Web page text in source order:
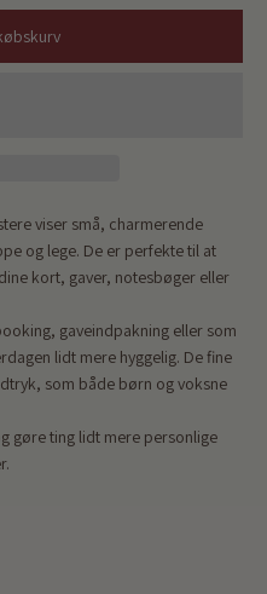
viser små, charmerende
og lege. De er perfekte til at
kort, gaver, notesbøger eller
gaveindpakning eller som
lidt mere hyggelig. De fine
som både børn og voksne
gøre ting lidt mere personlige